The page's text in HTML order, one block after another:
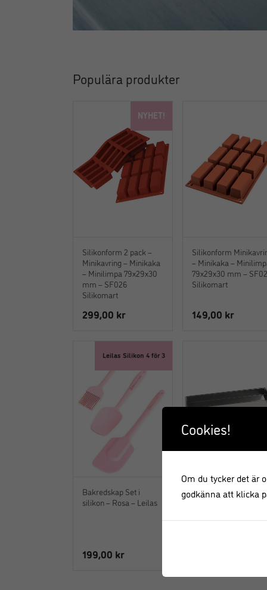
Populära produkter
NYHET!
Silikonform 2 pack –
Minikavring – Minikaka
– Minilimpa 79x29x30
mm – SF026
Silikomart
299,00 kr
Silikonform
– Minikaka –
79x29x30 mm –
Silikomart
149,00 kr
Leilas Silikon 4 för 3
Bakredskap Set i
silikon – Rosa – Leilas
199,00 kr
Bakplåt Ugnsplåt
Cookies!
Om du tycker det är
godkänna att klicka